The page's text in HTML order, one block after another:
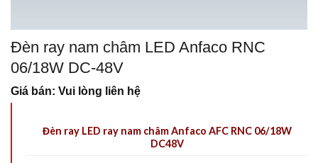
Đèn ray nam châm LED Anfaco RNC
06/18W DC-48V
Giá bán: Vui lòng liên hệ
Đèn ray LED ray nam châm Anfaco AFC RNC 06/18W
DC48V